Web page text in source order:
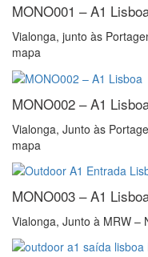
MONO001 – A1
Vialonga, junto às
mapa
MONO002 – A1
Vialonga, Junto às
mapa
MONO003 – A1
Vialonga, Junto à MRW –